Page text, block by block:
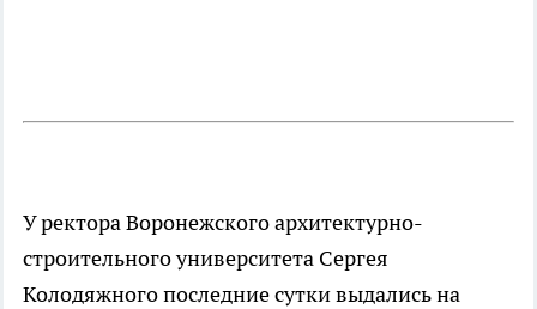
У ректора Воронежского архитектурно-
строительного университета Сергея
Колодяжного последние сутки выдались на